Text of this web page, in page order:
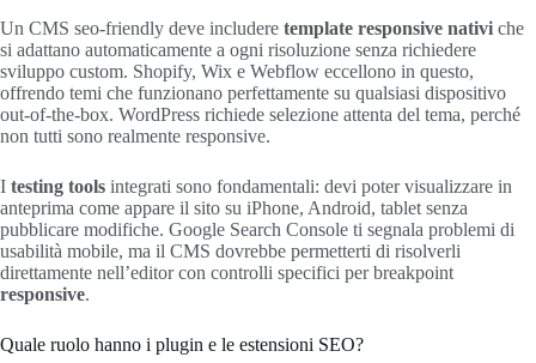
Un CMS seo-friendly deve includere template responsive nativi che
si adattano automaticamente a ogni risoluzione senza richiedere
sviluppo custom. Shopify, Wix e Webflow eccellono in questo,
offrendo temi che funzionano perfettamente su qualsiasi dispositivo
out-of-the-box. WordPress richiede selezione attenta del tema, perché
non tutti sono realmente responsive.
I testing tools integrati sono fondamentali: devi poter visualizzare in
anteprima come appare il sito su iPhone, Android, tablet senza
pubblicare modifiche. Google Search Console ti segnala problemi di
usabilità mobile, ma il CMS dovrebbe permetterti di risolverli
direttamente nell’editor con controlli specifici per breakpoint
responsive.
Quale ruolo hanno i plugin e le estensioni SEO?